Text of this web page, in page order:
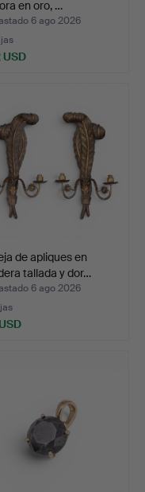
en oro, …
6 ago 2026
USD
de apliques en
tallada y dor…
6 ago 2026